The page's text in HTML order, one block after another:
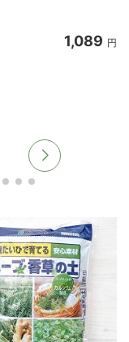
1,089 円